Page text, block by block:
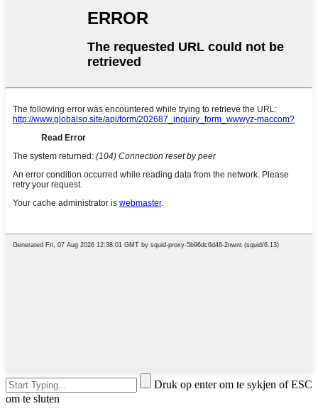
Druk op enter om te sykjen of ESC
om te sluten